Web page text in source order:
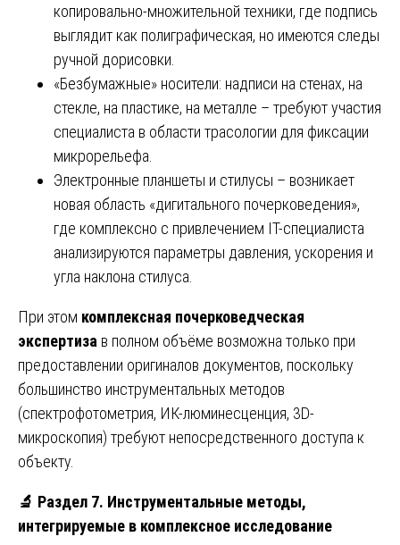
копировально-множительной техники, где подпись
выглядит как полиграфическая, но имеются следы
ручной дорисовки.
«Безбумажные» носители: надписи на стенах, на
стекле, на пластике, на металле – требуют участия
специалиста в области трасологии для фиксации
микрорельефа.
Электронные планшеты и стилусы – возникает
новая область «дигитального почерковедения»,
где комплексно с привлечением IT-специалиста
анализируются параметры давления, ускорения и
угла наклона стилуса.
При этом комплексная почерковедческая
экспертиза в полном объёме возможна только при
предоставлении оригиналов документов, поскольку
большинство инструментальных методов
(спектрофотометрия, ИК-люминесценция, 3D-
микроскопия) требуют непосредственного доступа к
объекту.
🔬 Раздел 7. Инструментальные методы,
интегрируемые в комплексное исследование